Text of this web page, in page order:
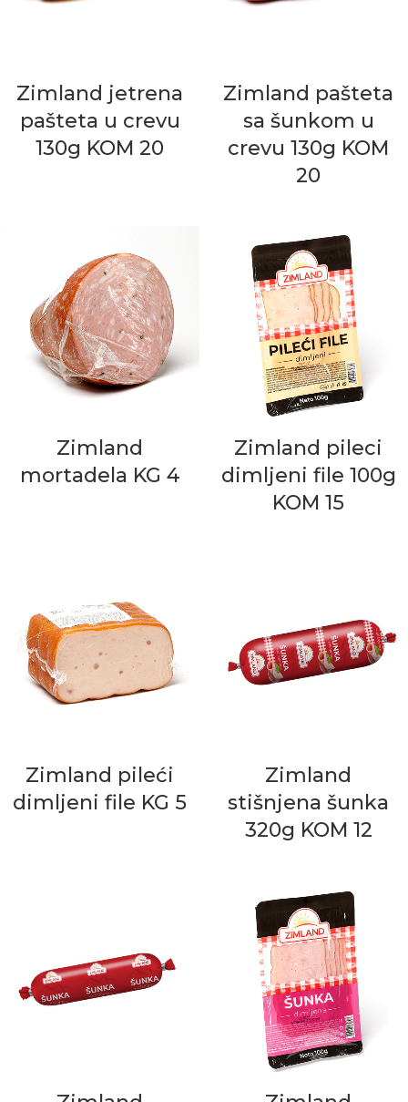
Zimland jetrena
pašteta u crevu
130g KOM 20
Zimland pašteta
sa šunkom u
crevu 130g KOM
20
Zimland
mortadela KG 4
Zimland pileci
dimljeni file 100g
KOM 15
Zimland pileći
dimljeni file KG 5
Zimland
stišnjena šunka
320g KOM 12